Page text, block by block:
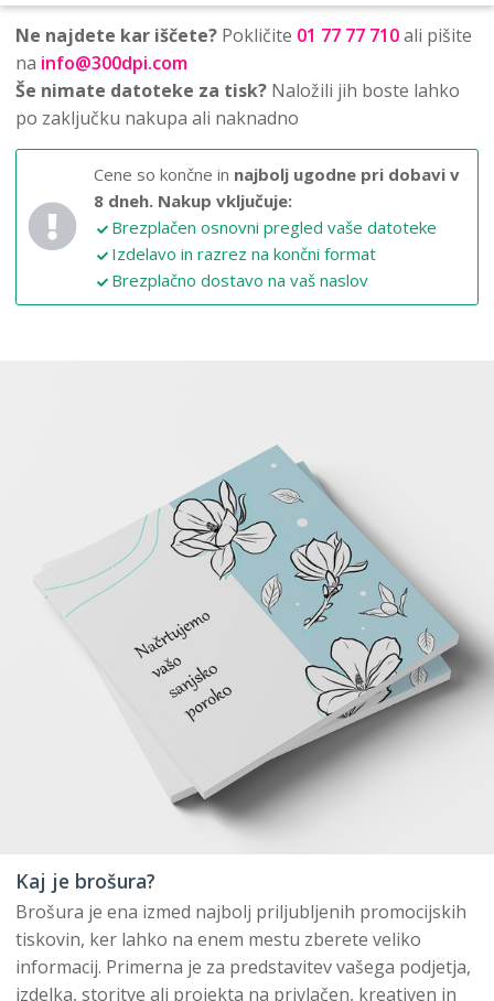
Ne najdete kar iščete? Pokličite 01 77 77 710ali pišite
na info@300dpi.com
Še nimate datoteke za tisk? Naložili jih boste lahko
po zaključku nakupa ali naknadno
Cene so končne in najbolj ugodne pri dobavi v
8 dneh. Nakup vključuje:
Brezplačen osnovni pregled vaše datoteke
Izdelavo in razrez na končni format
Brezplačno dostavo na vaš naslov
Kaj je brošura?
Brošura je ena izmed najbolj priljubljenih promocijskih
tiskovin, ker lahko na enem mestu zberete veliko
informacij. Primerna je za predstavitev vašega podjetja,
izdelka, storitve ali projekta na privlačen, kreativen in